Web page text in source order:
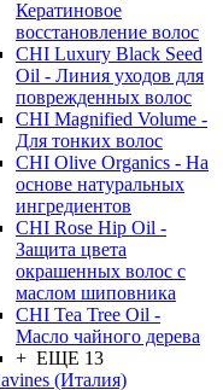
Кератиновое
восстановление волос
CHI Luxury Black Seed
Oil - Линия уходов для
поврежденных волос
CHI Magnified Volume -
Для тонких волос
CHI Olive Organics - На
основе натуральных
ингредиентов
CHI Rose Hip Oil -
Защита цвета
окрашенных волос с
маслом шиповника
CHI Tea Tree Oil -
Масло чайного дерева
+ ЕЩЕ 13